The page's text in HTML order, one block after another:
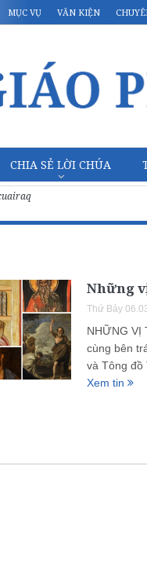
MỤC VỤ VĂN KIỆN
CHIA SẺ LỜI CHÚA
Những
Thứ Bảy
NHỮNG VỊ
cùng bên
và Tông đồ
Xem tin